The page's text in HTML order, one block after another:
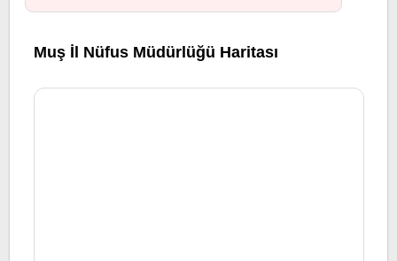
Muş İl Nüfus Müdürlüğü Haritası